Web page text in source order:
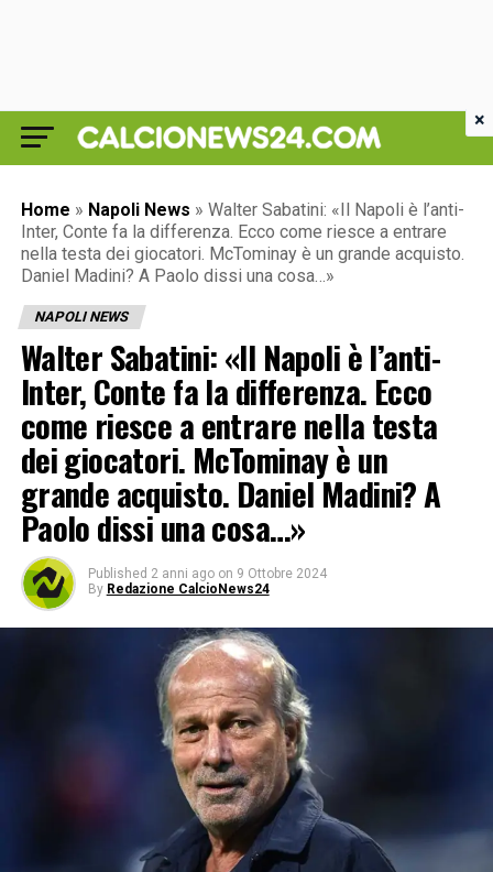
Home » Napoli News » Walter Sabatini: «Il Napoli è l’anti-
Inter, Conte fa la differenza. Ecco come riesce a entrare
nella testa dei giocatori. McTominay è un grande acquisto.
Daniel Madini? A Paolo dissi una cosa…»
NAPOLI NEWS
Walter Sabatini: «Il Napoli è l’anti-
Inter, Conte fa la differenza. Ecco
come riesce a entrare nella testa
dei giocatori. McTominay è un
grande acquisto. Daniel Madini? A
Paolo dissi una cosa…»
Published 2 anni ago on 9 Ottobre 2024
By Redazione CalcioNews24
×